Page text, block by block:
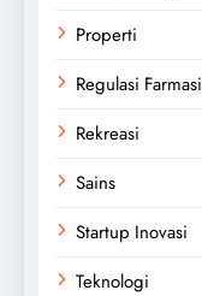
Properti
Regulasi Farmasi
Rekreasi
Sains
Startup Inovasi
Teknologi